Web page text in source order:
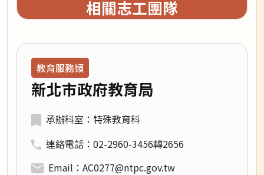
相關志工團隊
領域類別：
教育服務類
新北市政府教育局
承辦科室：特殊教育科
連絡電話：02-2960-3456轉2656
Email：AC0277@ntpc.gov.tw